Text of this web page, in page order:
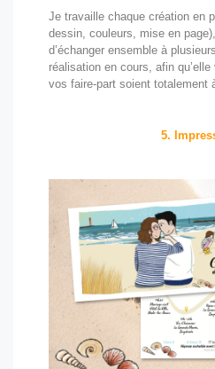
Je travaille chaque création en
dessin, couleurs, mise en
d’échanger ensemble à
réalisation en cours, afin
vos faire-part soient totalement
5.